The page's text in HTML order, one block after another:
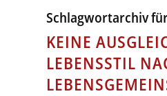
Schlagwortarchiv
KEINE
LEBENSSTIL